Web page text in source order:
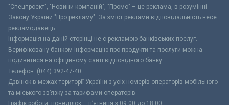
"Спецпроект", "Новини компаній", "Промо" – це реклама, в розумінні
Закону України "Про рекламу". За зміст реклами відповідальність несе
рекламодавець.
Інформація на даній сторінці не є рекламою банківських послуг.
Верифіковану банком інформацію про продукти та послуги можна
подивитися на офіційному сайті відповідного банку.
Телефон: (044) 392-47-40
Дзвінок в межах території України з усіх номерів операторів мобільного
та міського зв’язку за тарифами операторів
Графік роботи: понеділок – п’ятниця з 09:00 до 18:00